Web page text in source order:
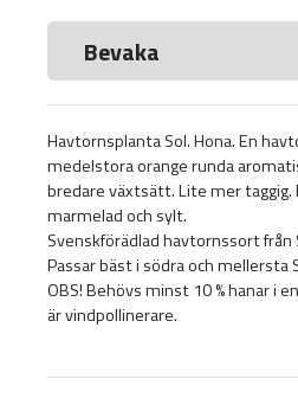
Bevaka
Havtornsplanta Sol. Hona. En
medelstora orange runda
bredare växtsätt. Lite mer taggig.
marmelad och sylt.
Svenskförädlad havtornssort från
Passar bäst i södra och mellersta
OBS! Behövs minst 10 % hanar i
är vindpollinerare.